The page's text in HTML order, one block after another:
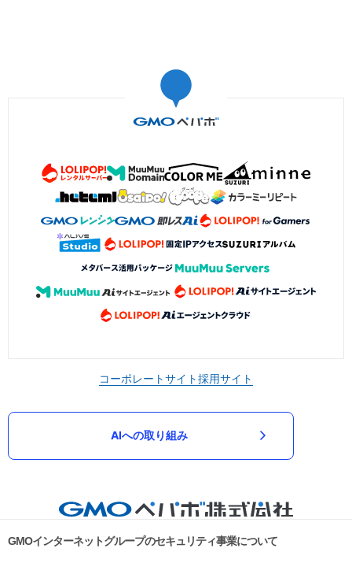
コーポレートサイト採用サイト
AIへの取り組み
GMOインターネットグループのセキュリティ事業について